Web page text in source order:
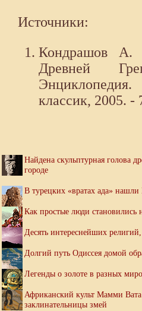
Источники:
Кондрашов
Древней
классик, 2005. -
Найдена скульптурная голова
городе
В турецких «вратах ада» нашли
Как простые люди становились
Десять интереснейших
Долгий путь Одиссея домой
Легенды о золоте в разных
Африканский культ Мамми
заклинательницы змей